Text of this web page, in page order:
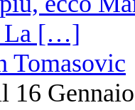
Tomasovic
16